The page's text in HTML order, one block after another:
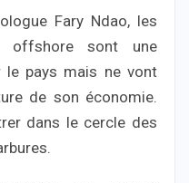
Fary Ndao, les
offshore sont une
le pays mais ne vont
de son économie.
dans le cercle des